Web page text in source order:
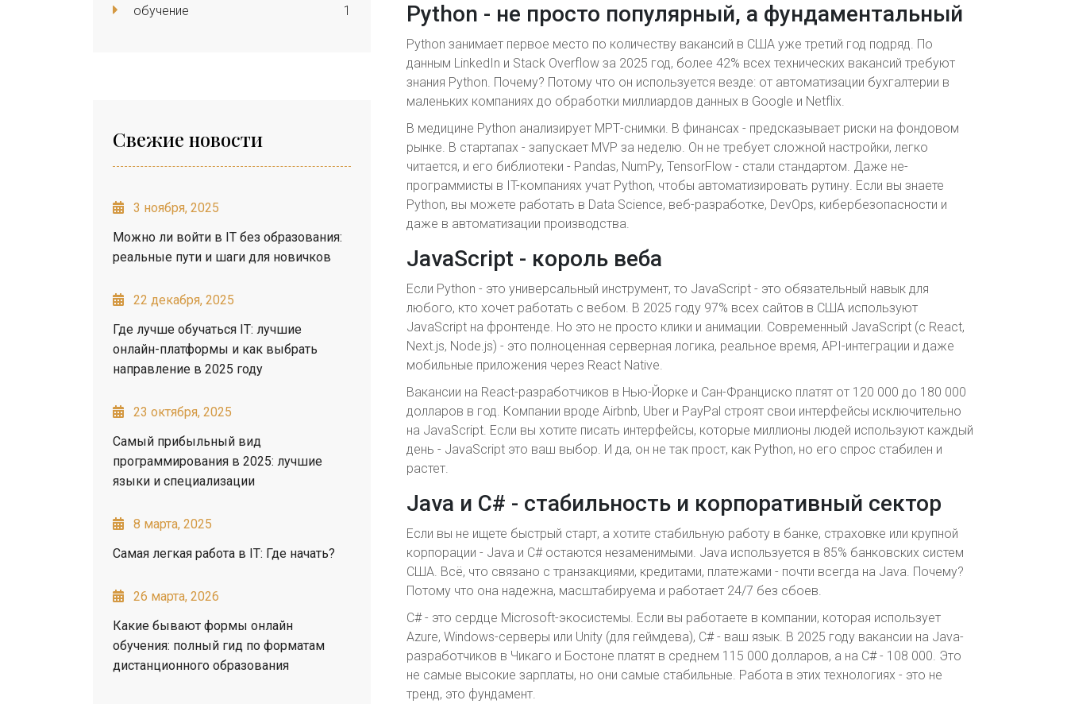
обучение 1
Свежие новости
3 ноября, 2025
Можно ли войти в IT без образования:
реальные пути и шаги для новичков
22 декабря, 2025
Где лучше обучаться IT: лучшие
онлайн-платформы и как выбрать
направление в 2025 году
23 октября, 2025
Самый прибыльный вид
программирования в 2025: лучшие
языки и специализации
8 марта, 2025
Самая легкая работа в IT: Где начать?
26 марта, 2026
Какие бывают формы онлайн
обучения: полный гид по форматам
дистанционного образования
Python - не просто популярный, а фундаментальный
Python занимает первое место по количеству вакансий в США уже третий год подряд. По
данным LinkedIn и Stack Overflow за 2025 год, более 42% всех технических вакансий требуют
знания Python. Почему? Потому что он используется везде: от автоматизации бухгалтерии в
маленьких компаниях до обработки миллиардов данных в Google и Netflix.
В медицине Python анализирует МРТ-снимки. В финансах - предсказывает риски на фондовом
рынке. В стартапах - запускает MVP за неделю. Он не требует сложной настройки, легко
читается, и его библиотеки - Pandas, NumPy, TensorFlow - стали стандартом. Даже не-
программисты в IT-компаниях учат Python, чтобы автоматизировать рутину. Если вы знаете
Python, вы можете работать в Data Science, веб-разработке, DevOps, кибербезопасности и
даже в автоматизации производства.
JavaScript - король веба
Если Python - это универсальный инструмент, то JavaScript - это обязательный навык для
любого, кто хочет работать с вебом. В 2025 году 97% всех сайтов в США используют
JavaScript на фронтенде. Но это не просто клики и анимации. Современный JavaScript (с React,
Next.js, Node.js) - это полноценная серверная логика, реальное время, API-интеграции и даже
мобильные приложения через React Native.
Вакансии на React-разработчиков в Нью-Йорке и Сан-Франциско платят от 120 000 до 180 000
долларов в год. Компании вроде Airbnb, Uber и PayPal строят свои интерфейсы исключительно
на JavaScript. Если вы хотите писать интерфейсы, которые миллионы людей используют каждый
день - JavaScript это ваш выбор. И да, он не так прост, как Python, но его спрос стабилен и
растет.
Java и C# - стабильность и корпоративный сектор
Если вы не ищете быстрый старт, а хотите стабильную работу в банке, страховке или крупной
корпорации - Java и C# остаются незаменимыми. Java используется в 85% банковских систем
США. Всё, что связано с транзакциями, кредитами, платежами - почти всегда на Java. Почему?
Потому что она надежна, масштабируема и работает 24/7 без сбоев.
C# - это сердце Microsoft-экосистемы. Если вы работаете в компании, которая использует
Azure, Windows-серверы или Unity (для геймдева), C# - ваш язык. В 2025 году вакансии на Java-
разработчиков в Чикаго и Бостоне платят в среднем 115 000 долларов, а на C# - 108 000. Это
не самые высокие зарплаты, но они самые стабильные. Работа в этих технологиях - это не
тренд, это фундамент.